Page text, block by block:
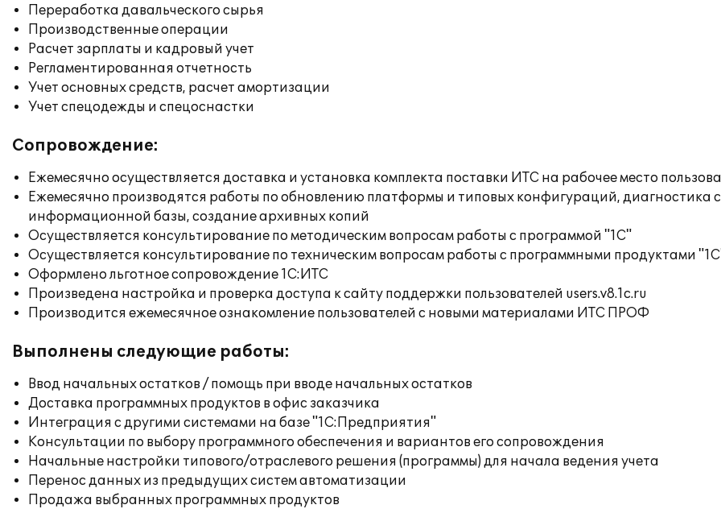
Переработка давальческого сырья
Производственные операции
Расчет зарплаты и кадровый учет
Регламентированная отчетность
Учет основных средств, расчет амортизации
Учет спецодежды и спецоснастки
Сопровождение:
Ежемесячно осуществляется доставка и установка комплекта поставки ИТС на рабочее место
Ежемесячно производятся работы по обновлению платформы и типовых конфигураций, диагностика
информационной базы, создание архивных копий
Осуществляется консультирование по методическим вопросам работы с программой "1С"
Осуществляется консультирование по техническим вопросам работы с программными продуктами
Оформлено льготное сопровождение 1С:ИТС
Произведена настройка и проверка доступа к сайту поддержки пользователей users.v8.1c.ru
Производится ежемесячное ознакомление пользователей с новыми материалами ИТС ПРОФ
Выполнены следующие работы:
Ввод начальных остатков / помощь при вводе начальных остатков
Доставка программных продуктов в офис заказчика
Интеграция с другими системами на базе "1С:Предприятия"
Консультации по выбору программного обеспечения и вариантов его сопровождения
Начальные настройки типового/отраслевого решения (программы) для начала ведения учета
Перенос данных из предыдущих систем автоматизации
Продажа выбранных программных продуктов